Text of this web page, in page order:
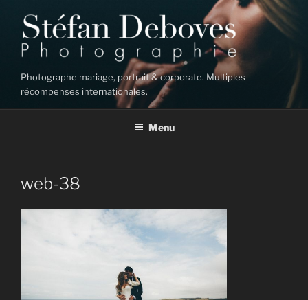
contenu
principal
Photographe mariage, portrait & corporate. Multiples
récompenses internationales.
Menu
web-38